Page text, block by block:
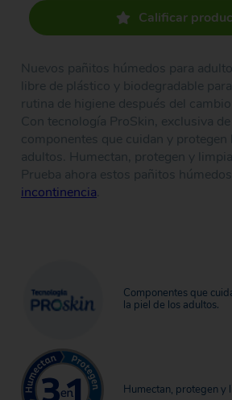
Calificar
Nuevos pañitos húmedos para
libre de plástico y biodegradable
rutina de higiene después del
Con tecnología ProSkin, exclusiva
componentes que cuidan y protegen
adultos. Humectan, protegen y
Prueba ahora estos pañitos
incontinencia
Componentes que
la piel de los adultos.
Humectan, protegen y